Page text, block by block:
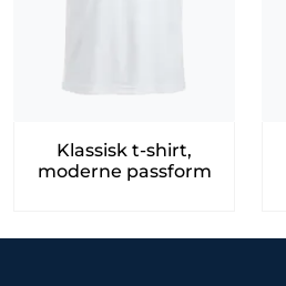
Klassisk t-shirt,
moderne passform